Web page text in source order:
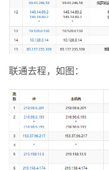
联通去程，如图：